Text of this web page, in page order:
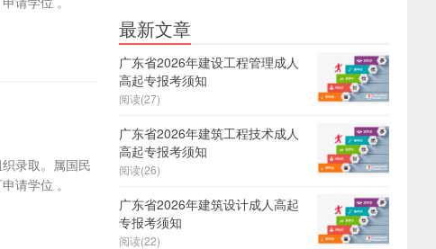
录取。属国民
请学位 。
最新文章
广东省2026年建设工程管理成人
高起专报考须知
阅读(27)
广东省2026年建筑工程技术成人
高起专报考须知
阅读(26)
广东省2026年建筑设计成人高起
专报考须知
阅读(22)